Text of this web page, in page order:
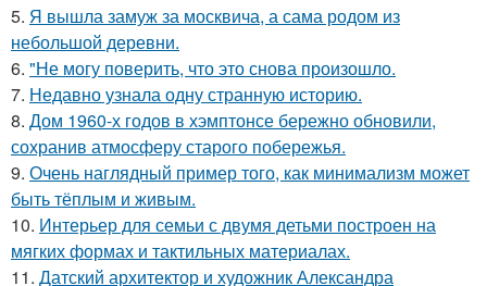
5. Я вышла замуж за москвича, а сама родом из
небольшой деревни.
6. "Не могу поверить, что это снова произошло.
7. Недавно узнала одну странную историю.
8. Дом 1960-х годов в хэмптонсе бережно обновили,
сохранив атмосферу старого побережья.
9. Очень наглядный пример того, как минимализм может
быть тёплым и живым.
10. Интерьер для семьи с двумя детьми построен на
мягких формах и тактильных материалах.
11. Датский архитектор и художник Александра